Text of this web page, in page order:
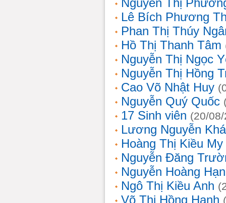
Nguyễn Thị
Lê Bích Phương
Phan Thị Thúy
Hồ Thị Thanh Tâm
Nguyễn Thị Ngọc
Nguyễn Thị Hồng
Cao Võ Nhật Huy
Nguyễn Quý Quốc
17 Sinh viên (20/
Lương Nguyễn
Hoàng Thị Kiều My
Nguyễn Đăng
Nguyễn Hoàng
Ngô Thị Kiều Anh
Võ Thị Hồng Hạnh